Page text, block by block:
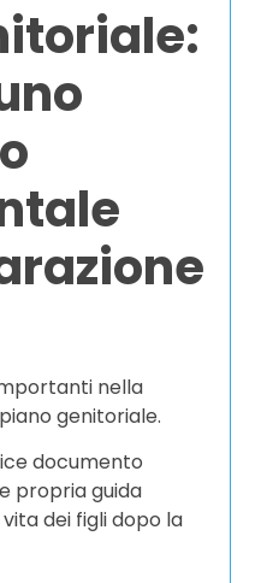
nella
genitoriale.
documento
propria guida
dei figli dopo la